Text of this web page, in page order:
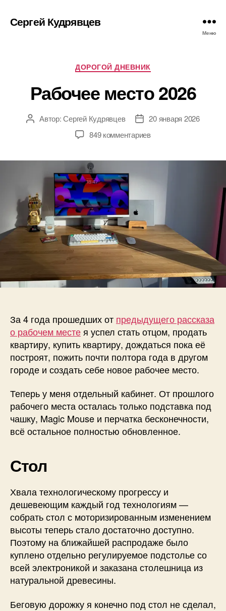
Сергей Кудрявцев
Меню
Рубрики
ДОРОГОЙ ДНЕВНИК
Рабочее место 2026
АвторАвтор:Сергей Кудрявцев
Дата20 января 2026
849 комментариевк
За 4 года прошедших от предыдущего рассказа
о рабочем месте я успел стать отцом, продать
квартиру, купить квартиру, дождаться пока её
построят, пожить почти полтора года в другом
городе и создать себе новое рабочее место.
Теперь у меня отдельный кабинет. От прошлого
рабочего места осталась только подставка под
чашку, Magic Mouse и перчатка бесконечности,
всё остальное полностью обновленное.
Стол
Хвала технологическому прогрессу и
дешевеющим каждый год технологиям —
собрать стол с моторизированным изменением
высоты теперь стало достаточно доступно.
Поэтому на ближайшей распродаже было
куплено отдельно регулируемое подстолье со
всей электроникой и заказана столешница из
натуральной древесины.
Беговую дорожку я конечно под стол не сделал,